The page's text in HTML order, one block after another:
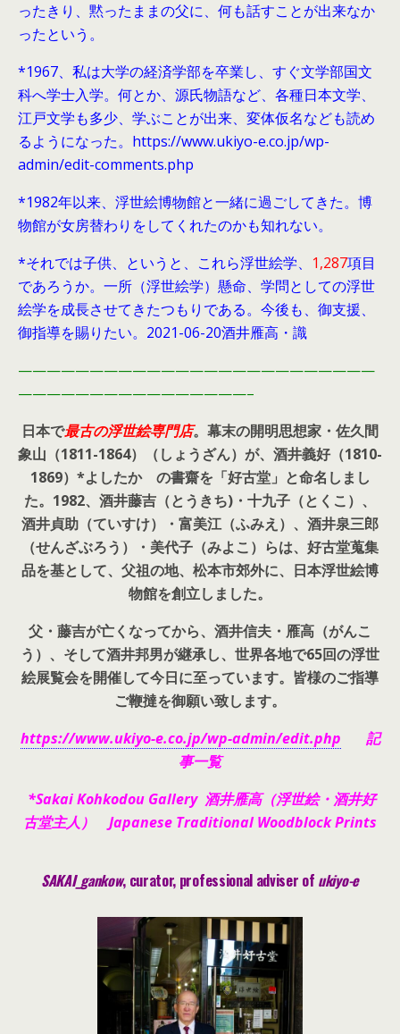
ったきり、黙ったままの父に、何も話すことが出来なか
ったという。
*1967、私は大学の経済学部を卒業し、すぐ文学部国文
科へ学士入学。何とか、源氏物語など、各種日本文学、
江戸文学も多少、学ぶことが出来、変体仮名なども読め
るようになった。https://www.ukiyo-e.co.jp/wp-
admin/edit-comments.php
*1982年以来、浮世絵博物館と一緒に過ごしてきた。博
物館が女房替わりをしてくれたのかも知れない。
*それでは子供、というと、これら浮世絵学、 1,287項目
であろうか。一所（浮世絵学）懸命、学問としての浮世
絵学を成長させてきたつもりである。今後も、御支援、
御指導を賜りたい。2021-06-20酒井雁高・識
—————————————————————————
————————————————–
日本で最古の浮世絵専門店。幕末の開明思想家・ 佐久間
象山（1811-1864）（しょうざん）が、酒井義好（1810-
1869）*よしたか の書齋を「好古堂」と命名しまし
た。 1982、酒井藤吉（とうきち)・十九子（とくこ）、
酒井貞助（ていすけ）・富美江（ふみえ）、酒井泉三郎
（せんざぶろう）・美代子（みよこ）らは、好古堂蒐集
品を基として、父祖の地、松本市郊外に、日本浮世絵博
物館を創立しました。
父・藤吉が亡くなってから、酒井信夫・雁高（がんこ
う）、そして酒井邦男が継承し、世界各地で65回の浮世
絵展覧会を開催して今日に至っています。皆様のご指導
ご鞭撻を御願い致します。
https://www.ukiyo-e.co.jp/wp-admin/edit.php 記
事一覧
*Sakai Kohkodou Gallery 酒井雁高（浮世絵・酒井好
古堂主人） Japanese Traditional Woodblock Prints
SAKAI_gankow, curator, professional adviser of ukiyo-e